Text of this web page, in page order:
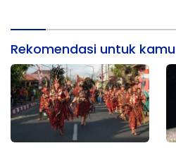
Rekomendasi untuk kamu